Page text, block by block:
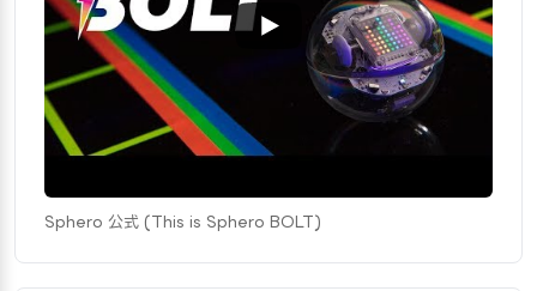
Sphero 公式 (This is Sphero BOLT)